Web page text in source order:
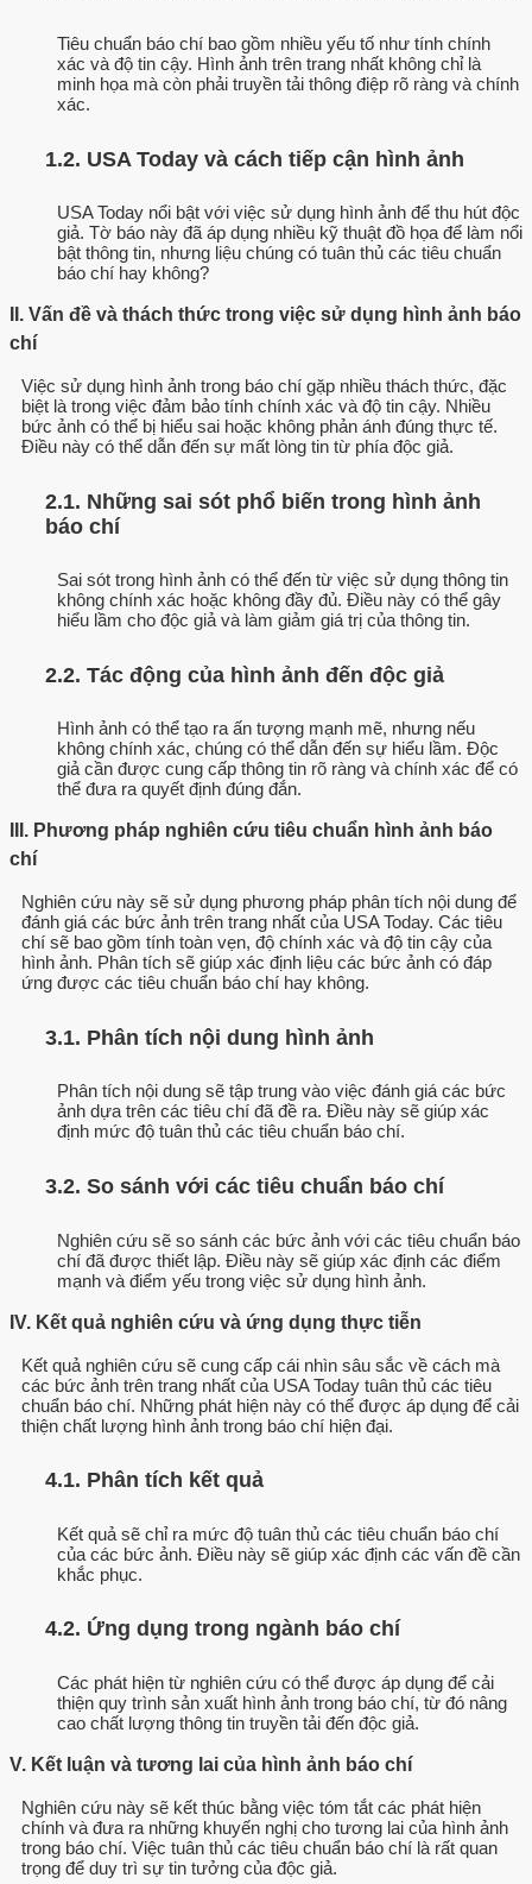
Tiêu chuẩn báo chí bao gồm nhiều yếu tố như tính chính
xác và độ tin cậy. Hình ảnh trên trang nhất không chỉ là
minh họa mà còn phải truyền tải thông điệp rõ ràng và chính
xác.
1.2. USA Today và cách tiếp cận hình ảnh
USA Today nổi bật với việc sử dụng hình ảnh để thu hút độc
giả. Tờ báo này đã áp dụng nhiều kỹ thuật đồ họa để làm nổi
bật thông tin, nhưng liệu chúng có tuân thủ các tiêu chuẩn
báo chí hay không?
II. Vấn đề và thách thức trong việc sử dụng hình ảnh báo
chí
Việc sử dụng hình ảnh trong báo chí gặp nhiều thách thức, đặc
biệt là trong việc đảm bảo tính chính xác và độ tin cậy. Nhiều
bức ảnh có thể bị hiểu sai hoặc không phản ánh đúng thực tế.
Điều này có thể dẫn đến sự mất lòng tin từ phía độc giả.
2.1. Những sai sót phổ biến trong hình ảnh
báo chí
Sai sót trong hình ảnh có thể đến từ việc sử dụng thông tin
không chính xác hoặc không đầy đủ. Điều này có thể gây
hiểu lầm cho độc giả và làm giảm giá trị của thông tin.
2.2. Tác động của hình ảnh đến độc giả
Hình ảnh có thể tạo ra ấn tượng mạnh mẽ, nhưng nếu
không chính xác, chúng có thể dẫn đến sự hiểu lầm. Độc
giả cần được cung cấp thông tin rõ ràng và chính xác để có
thể đưa ra quyết định đúng đắn.
III. Phương pháp nghiên cứu tiêu chuẩn hình ảnh báo
chí
Nghiên cứu này sẽ sử dụng phương pháp phân tích nội dung để
đánh giá các bức ảnh trên trang nhất của USA Today. Các tiêu
chí sẽ bao gồm tính toàn vẹn, độ chính xác và độ tin cậy của
hình ảnh. Phân tích sẽ giúp xác định liệu các bức ảnh có đáp
ứng được các tiêu chuẩn báo chí hay không.
3.1. Phân tích nội dung hình ảnh
Phân tích nội dung sẽ tập trung vào việc đánh giá các bức
ảnh dựa trên các tiêu chí đã đề ra. Điều này sẽ giúp xác
định mức độ tuân thủ các tiêu chuẩn báo chí.
3.2. So sánh với các tiêu chuẩn báo chí
Nghiên cứu sẽ so sánh các bức ảnh với các tiêu chuẩn báo
chí đã được thiết lập. Điều này sẽ giúp xác định các điểm
mạnh và điểm yếu trong việc sử dụng hình ảnh.
IV. Kết quả nghiên cứu và ứng dụng thực tiễn
Kết quả nghiên cứu sẽ cung cấp cái nhìn sâu sắc về cách mà
các bức ảnh trên trang nhất của USA Today tuân thủ các tiêu
chuẩn báo chí. Những phát hiện này có thể được áp dụng để cải
thiện chất lượng hình ảnh trong báo chí hiện đại.
4.1. Phân tích kết quả
Kết quả sẽ chỉ ra mức độ tuân thủ các tiêu chuẩn báo chí
của các bức ảnh. Điều này sẽ giúp xác định các vấn đề cần
khắc phục.
4.2. Ứng dụng trong ngành báo chí
Các phát hiện từ nghiên cứu có thể được áp dụng để cải
thiện quy trình sản xuất hình ảnh trong báo chí, từ đó nâng
cao chất lượng thông tin truyền tải đến độc giả.
V. Kết luận và tương lai của hình ảnh báo chí
Nghiên cứu này sẽ kết thúc bằng việc tóm tắt các phát hiện
chính và đưa ra những khuyến nghị cho tương lai của hình ảnh
trong báo chí. Việc tuân thủ các tiêu chuẩn báo chí là rất quan
trọng để duy trì sự tin tưởng của độc giả.